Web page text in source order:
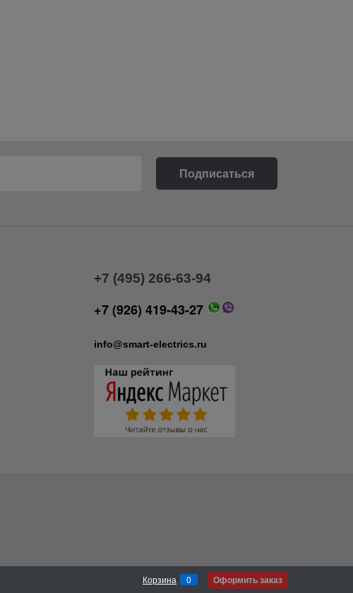
+7 (495) 266-63-94
+7 (926) 419-43-27
info@smart-electrics.ru
Корзина 0 Оформить заказ